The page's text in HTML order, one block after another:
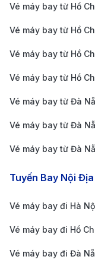
hơn so với
Hỗ trợ khách
thanh toán đến
Giao diện thân
bạn có thể tìm
nhanh chóng
phương thức
tử hoặc chuyển
hành lý ký
với mức giá ưu
Booking.
Vé máy bay từ Hồ
Vé máy bay từ Hồ
Vé máy bay từ Hồ
Vé máy bay từ Hồ
Vé máy bay từ Đà
Vé máy bay từ Đà
Vé máy bay từ Đà
Tuyến Bay Nội Địa
Vé máy bay đi Hà
Vé máy bay đi Hồ
Vé máy bay đi Đà